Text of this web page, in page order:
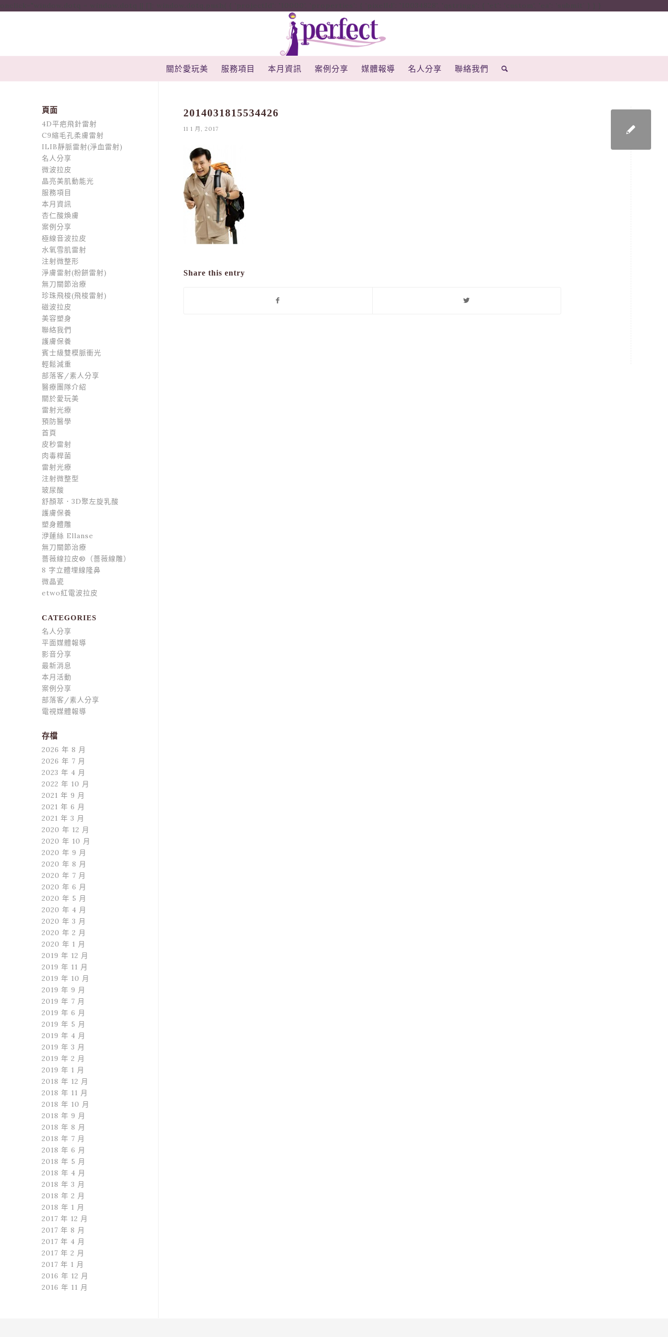
關於愛玩美 服務項目 本月資訊 案例分享 媒體報導 名人分享 聯絡我們
2014031815534426
11 1 月, 2017
Share this entry
頁面
4D平疤飛針雷射
C9縮毛孔柔膚雷射
ILIB靜脈雷射(淨血雷射)
名人分享
微波拉皮
晶亮美肌動能光
服務項目
本月資訊
杏仁酸煥膚
案例分享
極線音波拉皮
水氧雪肌雷射
注射微整形
淨膚雷射(粉餅雷射)
無刀關節治療
珍珠飛梭(飛梭雷射)
磁波拉皮
美容塑身
聯絡我們
護膚保養
賓士級雙模脈衝光
輕鬆減重
部落客/素人分享
醫療團隊介紹
關於愛玩美
雷射光療
預防醫學
首頁
皮秒雷射
肉毒桿菌
雷射光療
注射微整型
玻尿酸
舒顏萃．3D聚左旋乳酸
護膚保養
塑身體雕
洢蓮絲 Ellanse
無刀關節治療
薔薇線拉皮®（薔薇線雕）
8 字立體埋線隆鼻
微晶瓷
etwo紅電波拉皮
CATEGORIES
名人分享
平面媒體報導
影音分享
最新消息
本月活動
案例分享
部落客/素人分享
電視媒體報導
存檔
2026 年 8 月
2026 年 7 月
2023 年 4 月
2022 年 10 月
2021 年 9 月
2021 年 6 月
2021 年 3 月
2020 年 12 月
2020 年 10 月
2020 年 9 月
2020 年 8 月
2020 年 7 月
2020 年 6 月
2020 年 5 月
2020 年 4 月
2020 年 3 月
2020 年 2 月
2020 年 1 月
2019 年 12 月
2019 年 11 月
2019 年 10 月
2019 年 9 月
2019 年 7 月
2019 年 6 月
2019 年 5 月
2019 年 4 月
2019 年 3 月
2019 年 2 月
2019 年 1 月
2018 年 12 月
2018 年 11 月
2018 年 10 月
2018 年 9 月
2018 年 8 月
2018 年 7 月
2018 年 6 月
2018 年 5 月
2018 年 4 月
2018 年 3 月
2018 年 2 月
2018 年 1 月
2017 年 12 月
2017 年 8 月
2017 年 4 月
2017 年 2 月
2017 年 1 月
2016 年 12 月
2016 年 11 月